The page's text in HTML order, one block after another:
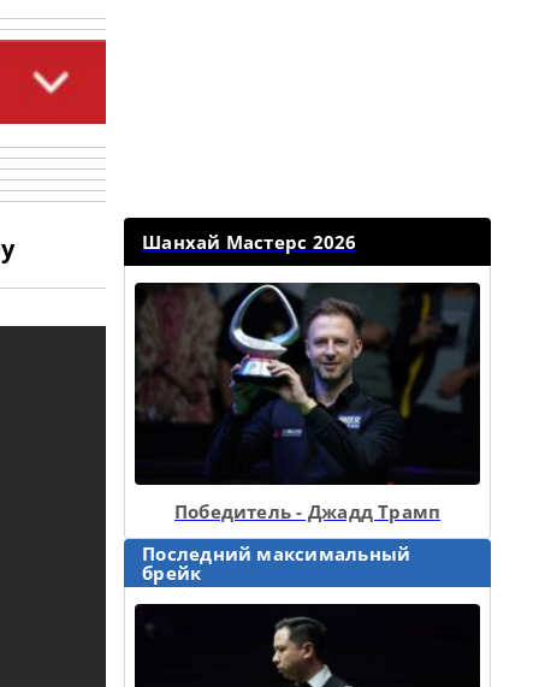
Шанхай Мастерс 2026
Победитель - Джадд Трамп
Последний максимальный
брейк